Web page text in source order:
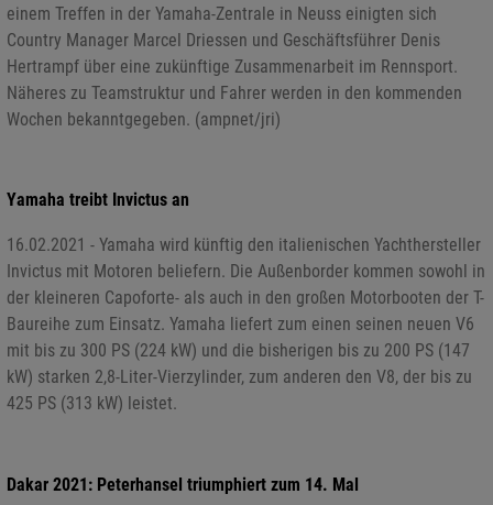
einem Treffen in der Yamaha-Zentrale in Neuss einigten sich
Country Manager Marcel Driessen und Geschäftsführer Denis
Hertrampf über eine zukünftige Zusammenarbeit im Rennsport.
Näheres zu Teamstruktur und Fahrer werden in den kommenden
Wochen bekanntgegeben. (ampnet/jri)
Yamaha treibt Invictus an
16.02.2021 - Yamaha wird künftig den italienischen Yachthersteller
Invictus mit Motoren beliefern. Die Außenborder kommen sowohl in
der kleineren Capoforte- als auch in den großen Motorbooten der T-
Baureihe zum Einsatz. Yamaha liefert zum einen seinen neuen V6
mit bis zu 300 PS (224 kW) und die bisherigen bis zu 200 PS (147
kW) starken 2,8-Liter-Vierzylinder, zum anderen den V8, der bis zu
425 PS (313 kW) leistet.
Dakar 2021: Peterhansel triumphiert zum 14. Mal